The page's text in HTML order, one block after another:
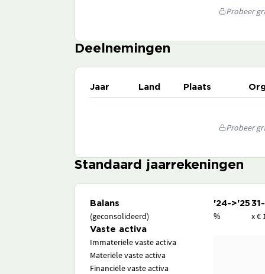
Probeer
Deelnemingen
Jaar Land Plaats
Probeer
Standaard jaarrekeningen
Balans '24->'25
(geconsolideerd) % x €
Vaste activa
Immateriële vaste activa
Materiële vaste activa
Financiële vaste activa